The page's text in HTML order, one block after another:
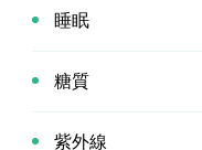
睡眠
糖質
紫外線